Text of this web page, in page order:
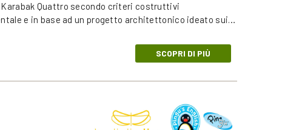
Quattro secondo criteri costruttivi
e in base ad un progetto architettonico ideato sui…
SCOPRI DI PIÙ